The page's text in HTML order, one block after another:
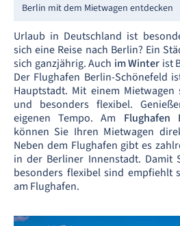
Berlin mit dem Mietwagen entdecken
Urlaub in Deutschland ist
sich eine Reise nach Berlin? Ein
sich ganzjährig. Auch im Winter ist
Der Flughafen Berlin-Schönefeld
Hauptstadt. Mit einem
und besonders flexibel.
eigenen Tempo. Am Flughafen
können Sie Ihren Mietwagen
Neben dem Flughafen gibt es
in der Berliner Innenstadt. Damit
besonders flexibel sind empfiehlt
am Flughafen.